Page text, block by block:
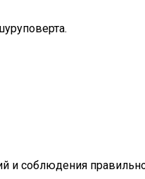
и соблюдения